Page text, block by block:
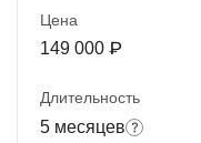
Цена
149 000 ₽
Длительность
5 месяцев